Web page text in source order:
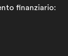
finanziario: